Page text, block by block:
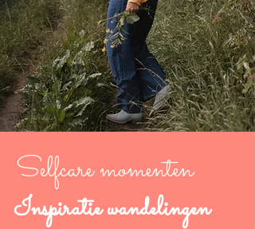
Selfcare momenten
Inspiratie wandelingen